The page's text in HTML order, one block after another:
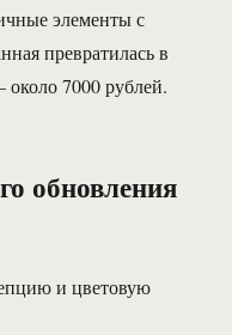
элементы с
превратилась в
7000 рублей.
обновления
и цветовую